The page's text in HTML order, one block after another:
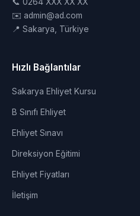
✉️ admin@ad.com
📍 Sakarya, Türkiye
Hızlı Bağlantılar
Sakarya Ehliyet Kursu
B Sınıfı Ehliyet
Ehliyet Sınavı
Direksiyon Eğitimi
Ehliyet Fiyatları
İletişim